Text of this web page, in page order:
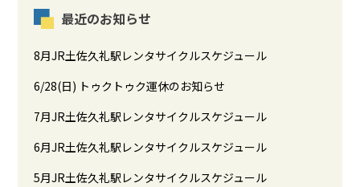
最近のお知らせ
8月JR土佐久礼駅レンタサイクルスケジュール
6/28(日) トゥクトゥク運休のお知らせ
7月JR土佐久礼駅レンタサイクルスケジュール
6月JR土佐久礼駅レンタサイクルスケジュール
5月JR土佐久礼駅レンタサイクルスケジュール